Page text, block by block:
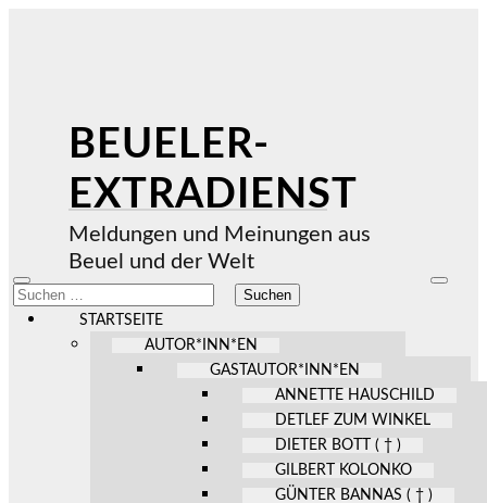
BEUELER-
EXTRADIENST
Meldungen und Meinungen aus
Beuel und der Welt
Mobile-
Menü
ein-/ausblenden
Suchen
nach:
STARTSEITE
AUTOR*INN*EN
GASTAUTOR*INN*EN
ANNETTE HAUSCHILD
DETLEF ZUM WINKEL
DIETER BOTT ( † )
GILBERT KOLONKO
GÜNTER BANNAS ( † )